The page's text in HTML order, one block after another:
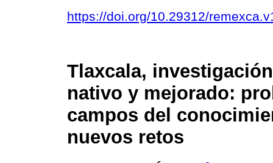
https://doi.org/10.29312/
Tlaxcala,
nativo y mejorado:
campos del
nuevos retos